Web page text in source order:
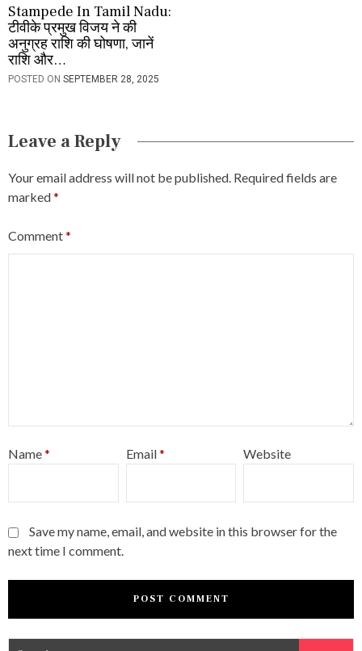
Stampede In Tamil Nadu:
टीवीके प्रमुख विजय ने की
अनुग्रह राशि की घोषणा, जानें
राशि और…
POSTED ON SEPTEMBER 28, 2025
Leave a Reply
Your email address will not be published. Required fields are
marked*
Comment*
Name* Email* Website
Save my name, email, and website in this browser for the
next time I comment.